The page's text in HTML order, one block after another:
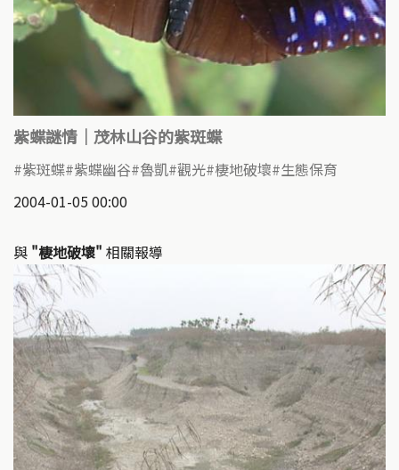
紫蝶謎情｜茂林山谷的紫斑蝶
紫斑蝶 紫蝶幽谷 魯凱 觀光 棲地破壞 生態保育
2004-01-05 00:00
與 "棲地破壞" 相關報導